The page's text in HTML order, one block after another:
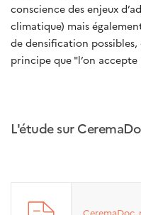
conscience des enjeux
climatique) mais
de densification possibles,
principe que "l’on
L'étude sur
CeremaDoc,